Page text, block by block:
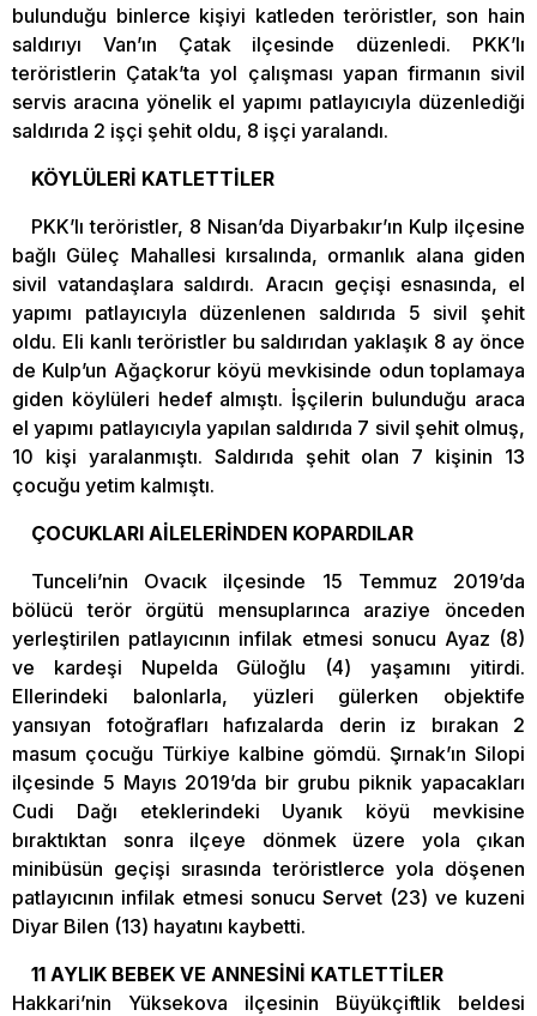
bulunduğu binlerce kişiyi katleden teröristler, son hain
saldırıyı Van’ın Çatak ilçesinde düzenledi. PKK’lı
teröristlerin Çatak’ta yol çalışması yapan firmanın sivil
servis aracına yönelik el yapımı patlayıcıyla düzenlediği
saldırıda 2 işçi şehit oldu, 8 işçi yaralandı.
KÖYLÜLERİ KATLETTİLER
PKK’lı teröristler, 8 Nisan’da Diyarbakır’ın Kulp ilçesine
bağlı Güleç Mahallesi kırsalında, ormanlık alana giden
sivil vatandaşlara saldırdı. Aracın geçişi esnasında, el
yapımı patlayıcıyla düzenlenen saldırıda 5 sivil şehit
oldu. Eli kanlı teröristler bu saldırıdan yaklaşık 8 ay önce
de Kulp’un Ağaçkorur köyü mevkisinde odun toplamaya
giden köylüleri hedef almıştı. İşçilerin bulunduğu araca
el yapımı patlayıcıyla yapılan saldırıda 7 sivil şehit olmuş,
10 kişi yaralanmıştı. Saldırıda şehit olan 7 kişinin 13
çocuğu yetim kalmıştı.
ÇOCUKLARI AİLELERİNDEN KOPARDILAR
Tunceli’nin Ovacık ilçesinde 15 Temmuz 2019’da
bölücü terör örgütü mensuplarınca araziye önceden
yerleştirilen patlayıcının infilak etmesi sonucu Ayaz (8)
ve kardeşi Nupelda Güloğlu (4) yaşamını yitirdi.
Ellerindeki balonlarla, yüzleri gülerken objektife
yansıyan fotoğrafları hafızalarda derin iz bırakan 2
masum çocuğu Türkiye kalbine gömdü. Şırnak’ın Silopi
ilçesinde 5 Mayıs 2019’da bir grubu piknik yapacakları
Cudi Dağı eteklerindeki Uyanık köyü mevkisine
bıraktıktan sonra ilçeye dönmek üzere yola çıkan
minibüsün geçişi sırasında teröristlerce yola döşenen
patlayıcının infilak etmesi sonucu Servet (23) ve kuzeni
Diyar Bilen (13) hayatını kaybetti.
11 AYLIK BEBEK VE ANNESİNİ KATLETTİLER
Hakkari’nin Yüksekova ilçesinin Büyükçiftlik beldesi